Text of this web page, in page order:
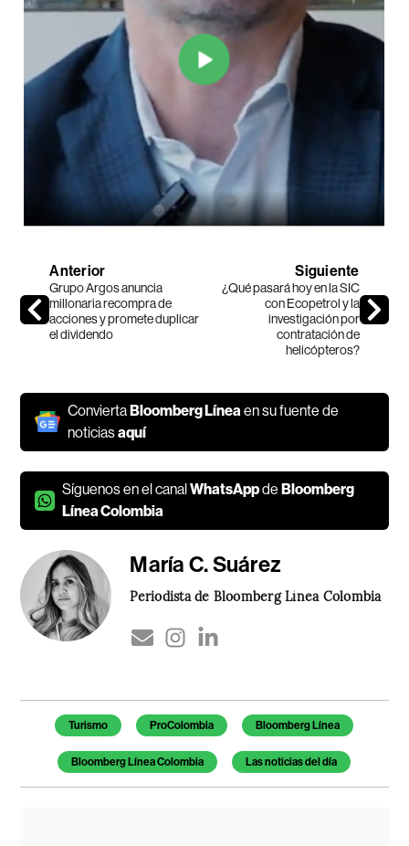
Anterior
Grupo Argos anuncia
millonaria recompra de
acciones y promete duplicar
el dividendo
Siguiente
¿Qué pasará hoy en la SIC
con Ecopetrol y la
investigación por
contratación de
helicópteros?
ConviertaBloomberg Línea en su fuente de
noticiasaquí
Síguenos en el canalWhatsAppdeBloomberg
Línea Colombia
María C. Suárez
Periodista de Bloomberg Línea Colombia
Temas de este artículo
Turismo ProColombia Bloomberg Línea
Bloomberg Línea Colombia Las noticias del día